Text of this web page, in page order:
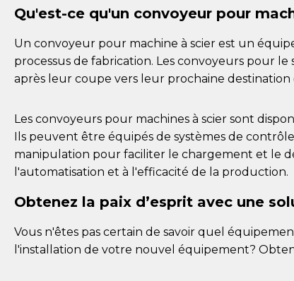
Qu'est-ce qu'un convoyeur pour
Un convoyeur pour machine à scier est un
processus de fabrication. Les convoyeurs pour
après leur coupe vers leur prochaine
Les convoyeurs pour machines à scier sont
Ils peuvent être équipés de systèmes de
manipulation pour faciliter le chargement et le
l'automatisation et à l'efficacité de la production.
Obtenez la paix d’esprit avec une
Vous n'êtes pas certain de savoir quel
l'installation de votre nouvel équipement?